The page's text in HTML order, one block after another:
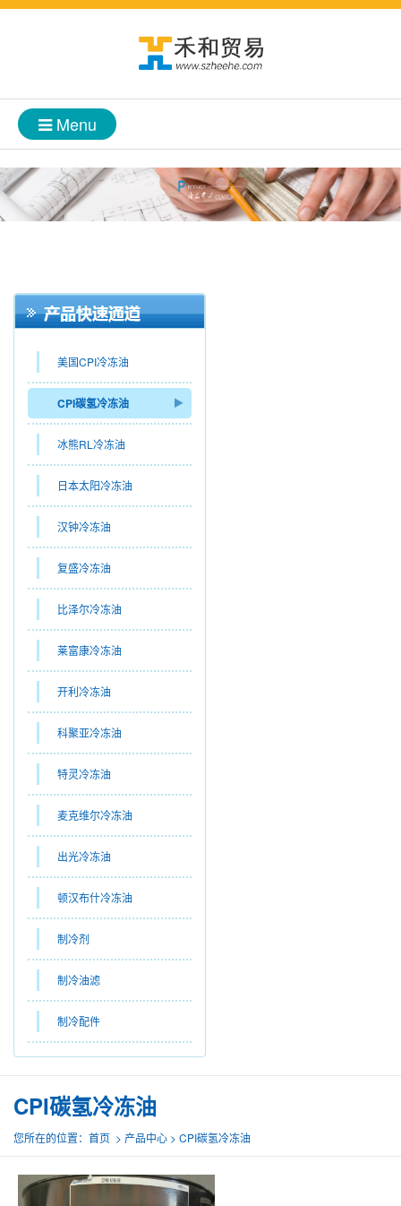
Menu
美国CPI冷冻油
CPI碳氢冷冻油
冰熊RL冷冻油
日本太阳冷冻油
汉钟冷冻油
复盛冷冻油
比泽尔冷冻油
莱富康冷冻油
开利冷冻油
科聚亚冷冻油
特灵冷冻油
麦克维尔冷冻油
出光冷冻油
顿汉布什冷冻油
制冷剂
制冷油滤
制冷配件
CPI碳氢冷冻油
您所在的位置：首页 > 产品中心 > CPI碳氢冷冻油